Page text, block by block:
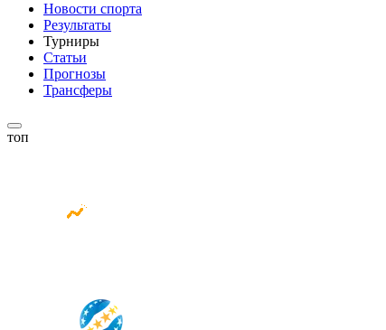
Новости спорта
Результаты
Турниры
Статьи
Прогнозы
Трансферы
топ